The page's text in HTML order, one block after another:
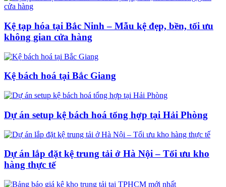
Kệ tạp hóa tại Bắc Ninh – Mẫu kệ đẹp, bền, tối ưu
không gian cửa hàng
Kệ bách hoá tại Bắc Giang
Dự án setup kệ bách hoá tổng hợp tại Hải Phòng
Dự án lắp đặt kệ trung tải ở Hà Nội – Tối ưu kho
hàng thực tế